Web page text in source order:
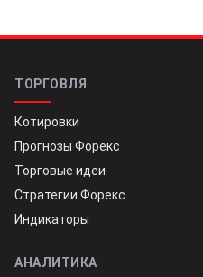
ТОРГОВЛЯ
Котировки
Прогнозы Форекс
Торговые идеи
Стратегии Форекс
Индикаторы
АНАЛИТИКА